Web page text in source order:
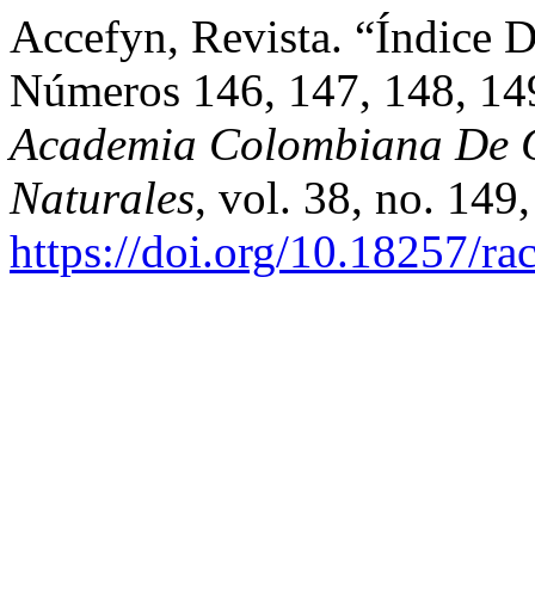
Accefyn, Revista. “Índice
Números 146, 147, 148,
Academia Colombiana De
Naturales, vol. 38, no.
https://doi.org/10.18257/